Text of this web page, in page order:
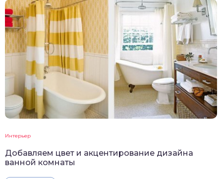
Интерьер
Добавляем цвет и акцентирование дизайна
ванной комнаты